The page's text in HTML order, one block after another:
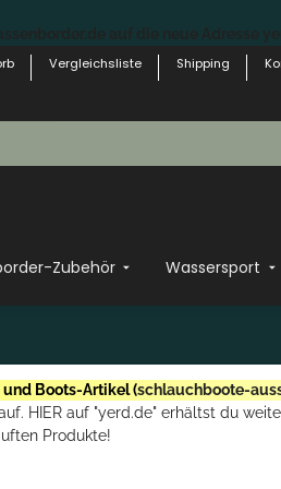
Vergleichsliste Shipping
Zubehör Wassersport
Boots-Artikel (schlauchboote-
HIER auf "yerd.de" erhältst du
Produkte!